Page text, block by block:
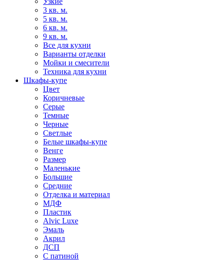
3 кв. м.
5 кв. м.
6 кв. м.
9 кв. м.
Все для кухни
Варианты отделки
Мойки и смесители
Техника для кухни
Шкафы-купе
Цвет
Коричневые
Серые
Темные
Черные
Светлые
Белые шкафы-купе
Венге
Размер
Маленькие
Большие
Средние
Отделка и материал
МДФ
Пластик
Alvic Luxe
Эмаль
Акрил
ДСП
С патиной